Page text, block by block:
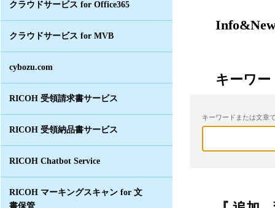
クラウドサービス for Office365
クラウドサービス for MVB
cybozu.com
RICOH 受領請求書サービス
RICOH 受領納品書サービス
RICOH Chatbot Service
RICOH マーキングスキャン for 文
書保管
キーワー
キーワードまたは文章